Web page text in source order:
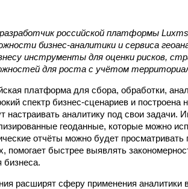
российской платформы
бизнес-аналитики и сервиса
инструменты для оценки рисков,
для роста с учётом
платформа для сбора, обработки,
спектр бизнес-сценариев и построена
настраивать аналитику под свои задачи.
геоданные, которые можно
отчёты можно будет
помогает быстрее выявлять
бизнеса.
расширят сферу применения аналитики в